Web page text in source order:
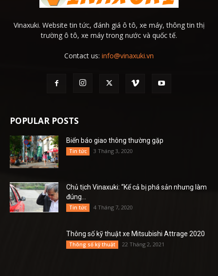
Vinaxuki. Website tin tức, đánh giá ô tô, xe máy, thông tin thị
trường ô tô, xe máy trong nước và quốc tế.
Contact us: info@vinaxuki.vn
POPULAR POSTS
Biển báo giao thông thường gặp
Tin tức 3 Tháng 3, 2020
Chủ tịch Vinaxuki: “Kể cả bị phá sản nhưng làm
đúng...
Tin tức 4 Tháng 7, 2020
Thông số kỹ thuật xe Mitsubishi Attrage 2020
Thông số kỹ thuật 22 Tháng 2, 2021